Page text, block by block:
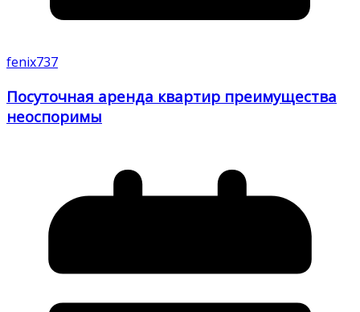
fenix737
Посуточная аренда квартир преимущества
неоспоримы